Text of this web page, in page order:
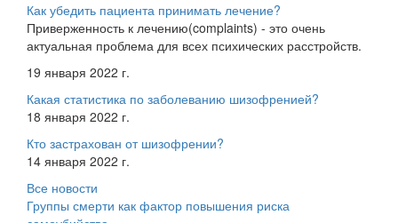
Как убедить пациента принимать лечение?
Приверженность к лечению(complaints) - это очень
актуальная проблема для всех психических расстройств.
19 января 2022 г.
Какая статистика по заболеванию шизофренией?
18 января 2022 г.
Кто застрахован от шизофрении?
14 января 2022 г.
Все новости
Группы смерти как фактор повышения риска